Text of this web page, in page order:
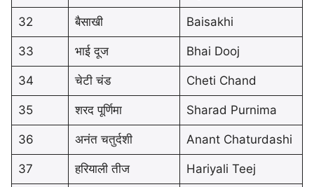
32 बैसाखी Baisakhi
33 भाई दूज Bhai Dooj
34 चेटी चंड Cheti Chand
35 शरद पूर्णिमा Sharad Purnima
36 अनंत चतुर्दशी Anant Chaturdashi
37 हरियाली तीज Hariyali Teej